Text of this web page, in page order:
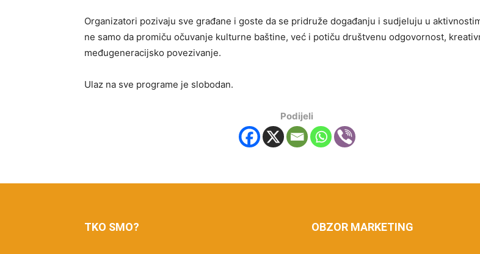
Organizatori pozivaju sve građane i goste da se pridruže događanju i sudjeluju u
ne samo da promiču očuvanje kulturne baštine, već i potiču društvenu odgovornost,
međugeneracijsko povezivanje.
Ulaz na sve programe je slobodan.
Podijeli
TKO SMO? OBZOR MARKETING